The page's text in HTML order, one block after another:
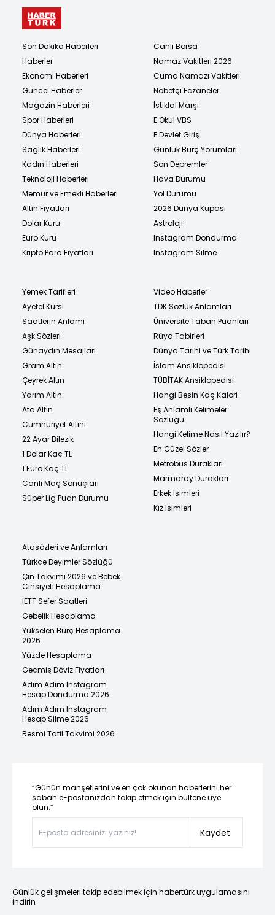
Son Dakika Haberleri
Haberler
Ekonomi Haberleri
Güncel Haberler
Magazin Haberleri
Spor Haberleri
Dünya Haberleri
Sağlık Haberleri
Kadın Haberleri
Teknoloji Haberleri
Memur ve Emekli Haberleri
Altın Fiyatları
Dolar Kuru
Euro Kuru
Kripto Para Fiyatları
Canlı Borsa
Namaz Vakitleri 2026
Cuma Namazı Vakitleri
Nöbetçi Eczaneler
İstiklal Marşı
E Okul VBS
E Devlet Giriş
Günlük Burç Yorumları
Son Depremler
Hava Durumu
Yol Durumu
2026 Dünya Kupası
Astroloji
Instagram Dondurma
Instagram Silme
Yemek Tarifleri
Ayetel Kürsi
Saatlerin Anlamı
Aşk Sözleri
Günaydın Mesajları
Gram Altın
Çeyrek Altın
Yarım Altın
Ata Altın
Cumhuriyet Altını
22 Ayar Bilezik
1 Dolar Kaç TL
1 Euro Kaç TL
Canlı Maç Sonuçları
Süper Lig Puan Durumu
Video Haberler
TDK Sözlük Anlamları
Üniversite Taban Puanları
Rüya Tabirleri
Dünya Tarihi ve Türk Tarihi
İslam Ansiklopedisi
TÜBİTAK Ansiklopedisi
Hangi Besin Kaç Kalori
Eş Anlamlı Kelimeler
Sözlüğü
Hangi Kelime Nasıl Yazılır?
En Güzel Sözler
Metrobüs Durakları
Marmaray Durakları
Erkek İsimleri
Kız İsimleri
Atasözleri ve Anlamları
Türkçe Deyimler Sözlüğü
Çin Takvimi 2026 ve Bebek
Cinsiyeti Hesaplama
İETT Sefer Saatleri
Gebelik Hesaplama
Yükselen Burç Hesaplama
2026
Yüzde Hesaplama
Geçmiş Döviz Fiyatları
Adım Adım Instagram
Hesap Dondurma 2026
Adım Adım Instagram
Hesap Silme 2026
Resmi Tatil Takvimi 2026
“Günün manşetlerini ve en çok okunan haberlerini her
sabah e-postanızdan takip etmek için bültene üye
olun.”
Kaydet
Günlük gelişmeleri takip edebilmek için habertürk uygulamasını
indirin